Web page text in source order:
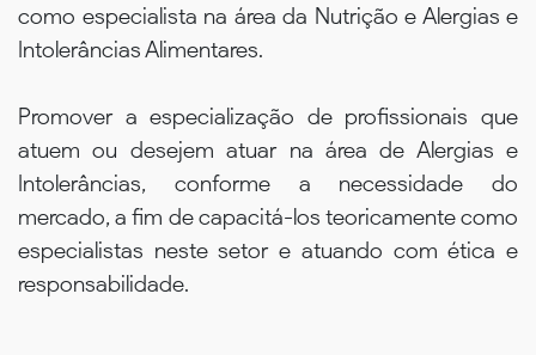
como especialista na área da Nutrição e Alergias e
Intolerâncias Alimentares.
Promover a especialização de profissionais que
atuem ou desejem atuar na área de Alergias e
Intolerâncias, conforme a necessidade do
mercado, a fim de capacitá-los teoricamente como
especialistas neste setor e atuando com ética e
responsabilidade.